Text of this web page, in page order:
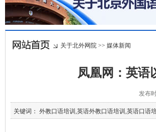
关于北外网院 >> 媒体新闻
凤凰网：英语
发布
关键词： 外教口语培训,英语外教口语培训,英语口语